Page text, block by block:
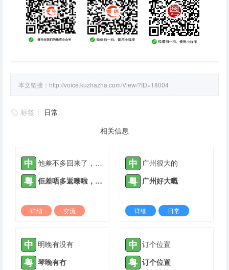
本文链接： http://voice.kuzhazha.com/View/?ID=18004
标签： 日常
相关信息
中 他差不多回来了，我们快点动手做饭吧
粤 佢差唔多返嚟啦，我哋快啲喐手煮饭啦
详细
交流
中 广州很大的
粤 广州好大嘅
详细
日常
中 明晚有没有
粤 琴晚有冇
中 订个位置
粤 订个位置